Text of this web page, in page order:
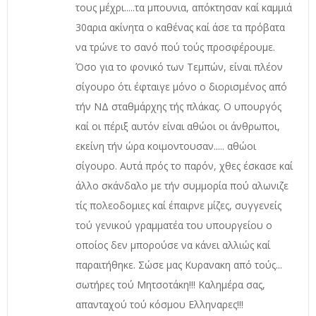
τους μέχρι.....τα μπουνια, απόκτησαν καί καμμιά
30αρια ακίνητα ο καθένας καί άσε τα πρόβατα
να τρώνε το σανό πού τούς προσφέρουμε.
Όσο για το φονικό των Τεμπών, είναι πλέον
σίγουρο ότι έφταιγε μόνο ο διορισμένος από
τήν ΝΔ σταθμάρχης τής πλάκας. Ο υπουργός
καί οι πέριξ αυτόν είναι αθώοι οι άνθρωποι,
εκείνη τήν ώρα κοιμοντουσαν..... αθώοι
σίγουρο. Αυτά πρός το παρόν, χθες έσκασε καί
άλλο σκάνδαλο με τήν συμμορία πού αλωνιζε
τίς πολεοδομιες καί έπαιρνε μίζες, συγγενείς
τού γενικού γραμματέα του υπουργείου ο
οποίος δεν μπορούσε να κάνει αλλιώς καί
παραιτήθηκε. Σώσε μας Κυρανακη από τούς...
σωτήρες τού Μητσοτάκη!!! Καλημέρα σας,
απανταχού τού κόσμου Ελληναρες!!!